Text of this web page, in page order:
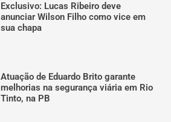
Exclusivo: Lucas Ribeiro deve
anunciar Wilson Filho como vice em
sua chapa
Atuação de Eduardo Brito garante
melhorias na segurança viária em Rio
Tinto, na PB